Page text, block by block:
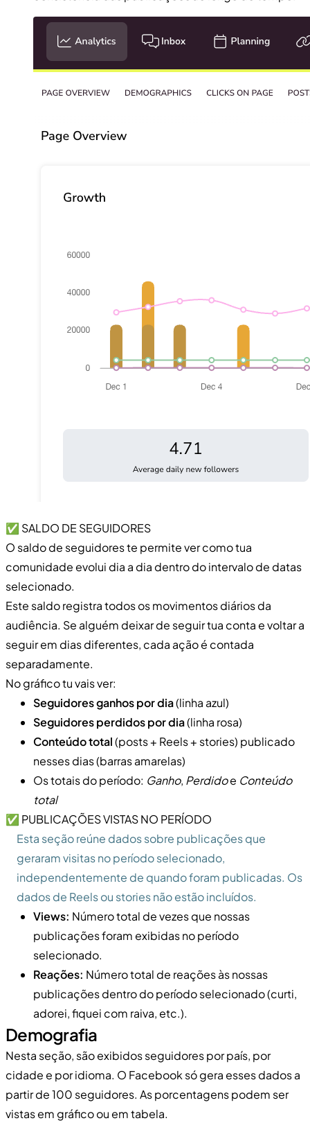
✅ SALDO DE SEGUIDORES
O saldo de seguidores te permite ver como tua
comunidade evolui dia a dia dentro do intervalo de datas
selecionado.
Este saldo registra todos os movimentos diários da
audiência. Se alguém deixar de seguir tua conta e voltar a
seguir em dias diferentes, cada ação é contada
separadamente.
No gráfico tu vais ver:
Seguidores ganhos por dia(linha azul)
Seguidores perdidos por dia(linha rosa)
Conteúdo total(posts + Reels + stories) publicado
nesses dias (barras amarelas)
Os totais do período: Ganho, Perdidoe Conteúdo
total
✅ PUBLICAÇÕES VISTAS NO PERÍODO
Esta seção reúne dados sobre publicações que
geraram visitas no período selecionado,
independentemente de quando foram publicadas. Os
dados de Reels ou stories não estão incluídos.
Views: Número total de vezes que nossas
publicações foram exibidas no período
selecionado.
Reações: Número total de reações às nossas
publicações dentro do período selecionado (curti,
adorei, fiquei com raiva, etc.).
Demografia
Nesta seção, são exibidos seguidores por país, por
cidade e por idioma. O Facebook só gera esses dados a
partir de 100 seguidores. As porcentagens podem ser
vistas em gráfico ou em tabela.